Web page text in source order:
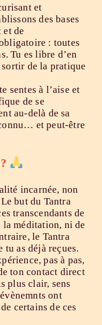
et
des bases
et de
: toutes
Tu es libre d’en
sortir de la pratique
sentes à l’aise et
de se
au-delà de sa
et peut-être
?
incarnée, non
but du Tantra
transcendants de
méditation, ni de
le Tantra
tu as déjà reçues.
pas à pas,
ton contact direct
plus clair, sens
ont
certains de ces